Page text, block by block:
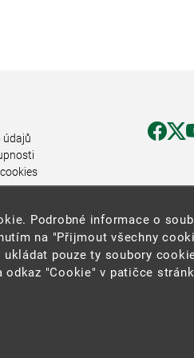
údajů
Podrobné informace o
na "Přijmout všechny
pouze ty soubory
"Cookie" v patičce